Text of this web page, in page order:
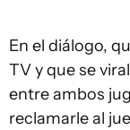
En el diálogo,
TV y que se
entre ambos
reclamarle al